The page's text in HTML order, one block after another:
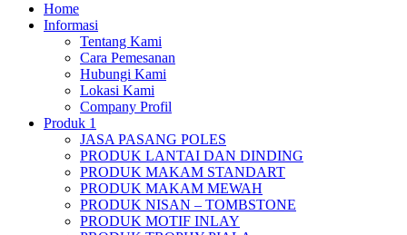
Home
Informasi
Tentang Kami
Cara Pemesanan
Hubungi Kami
Lokasi Kami
Company Profil
Produk 1
JASA PASANG POLES
PRODUK LANTAI DAN DINDING
PRODUK MAKAM STANDART
PRODUK MAKAM MEWAH
PRODUK NISAN – TOMBSTONE
PRODUK MOTIF INLAY